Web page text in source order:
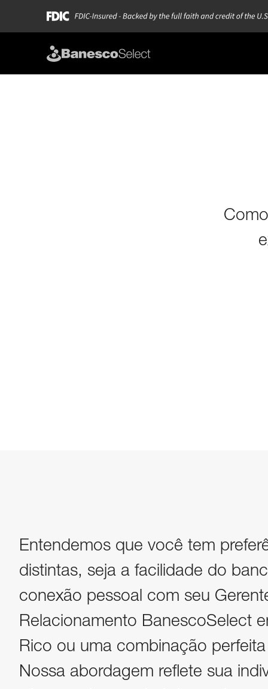
Entendemos que você tem
distintas, seja a facilidade do
conexão pessoal com seu
Relacionamento BanescoSelect
Rico ou uma combinação
Nossa abordagem reflete sua